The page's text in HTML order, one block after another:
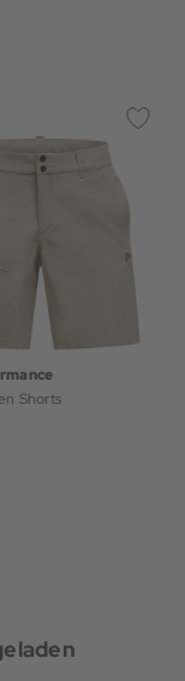
Shorts